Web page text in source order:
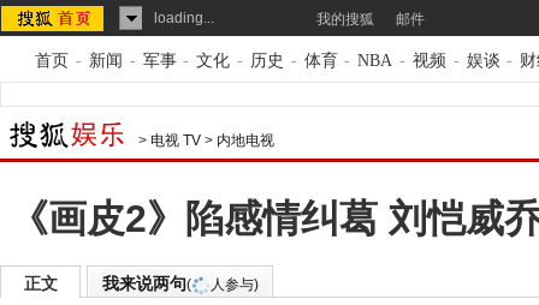
loading... 我的搜狐 邮件
首页 - 新闻 - 军事 - 文化 - 历史 - 体育 - NBA - 视频 - 娱谈 -
> 电视 TV > 内地电视
《画皮2》陷感情纠葛 刘恺威
正文 我来说两句( 人参与)